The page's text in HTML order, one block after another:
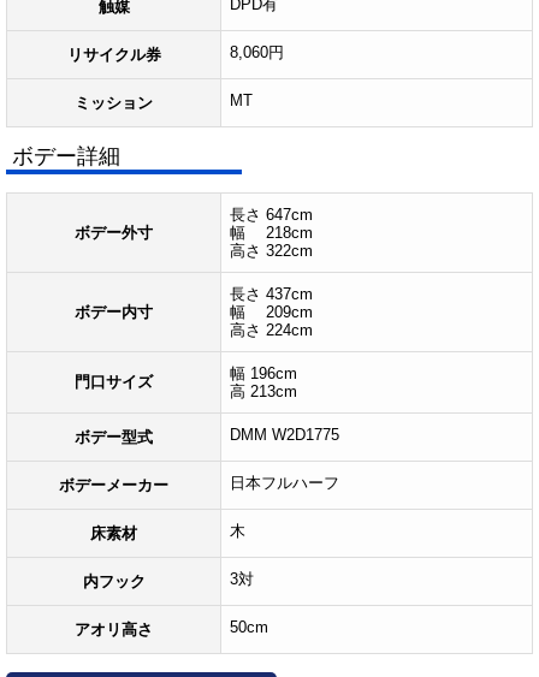
触媒 DPD有
リサイクル券 8,060円
ミッション MT
ボデー詳細
ボデー外寸
長さ 647cm
幅 218cm
高さ 322cm
ボデー内寸
長さ 437cm
幅 209cm
高さ 224cm
門口サイズ
幅 196cm
高 213cm
ボデー型式 DMM W2D1775
ボデーメーカー 日本フルハーフ
床素材 木
内フック 3対
アオリ高さ 50cm